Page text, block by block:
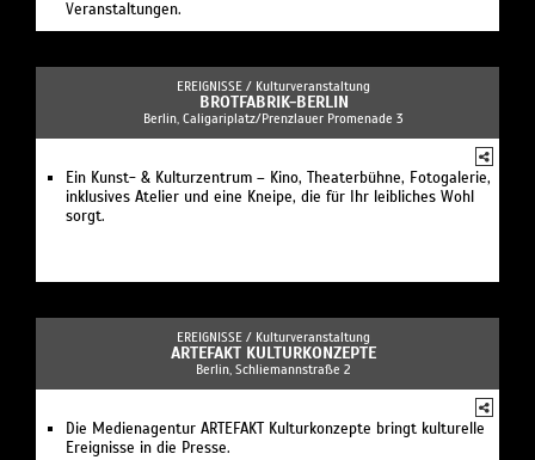
Veranstaltungen.
EREIGNISSE / Kulturveranstaltung
BROTFABRIK-BERLIN
Berlin, Caligariplatz/Prenzlauer Promenade 3
Ein Kunst- & Kulturzentrum – Kino, Theaterbühne, Fotogalerie,
inklusives Atelier und eine Kneipe, die für Ihr leibliches Wohl
sorgt.
EREIGNISSE / Kulturveranstaltung
ARTEFAKT KULTURKONZEPTE
Berlin, Schliemannstraße 2
Die Medienagentur ARTEFAKT Kulturkonzepte bringt kulturelle
Ereignisse in die Presse.